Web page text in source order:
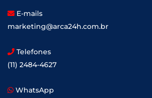
E-mails
marketing@arca24h.com.br
Telefones
(11) 2484-4627
WhatsApp